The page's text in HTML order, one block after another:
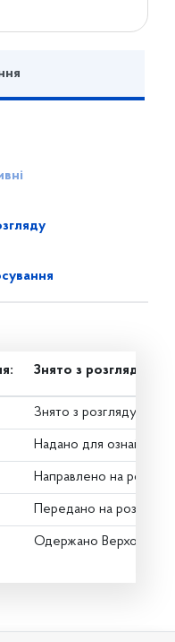
Знято з розгляду
Знято з розгляду
Надано для
Направлено на
Передано на розгляд
Одержано Верховною